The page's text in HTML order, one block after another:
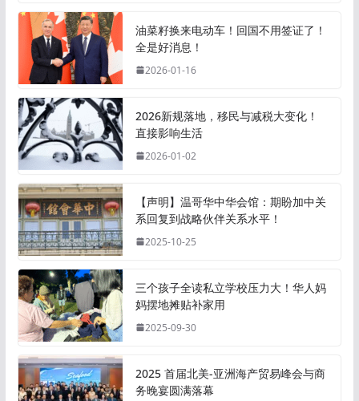
油菜籽换来电动车！回国不用签证了！
全是好消息！
2026-01-16
2026新规落地，移民与减税大变化！
直接影响生活
2026-01-02
【声明】温哥华中华会馆：期盼加中关
系回复到战略伙伴关系水平！
2025-10-25
三个孩子全读私立学校压力大！华人妈
妈摆地摊贴补家用
2025-09-30
2025 首届北美-亚洲海产贸易峰会与商
务晚宴圆满落幕